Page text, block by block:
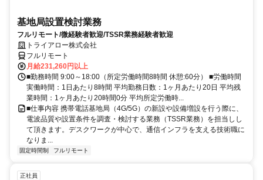
基地局設置検討業務
フルリモート/微経験者歓迎/TSSR業務経験者歓迎
トライアロー株式会社
フルリモート
月給231,260円以上
■勤務時間 9:00～18:00（所定労働時間8時間 休憩:60分） ■労働時間
実働時間：1日あたり8時間 平均勤務日数：1ヶ月あたり20日 平均残
業時間：1ヶ月あたり20時間0分 平均所定労働時...
■仕事内容 携帯電話基地局（4G/5G）の新設や設備増設を行う際に、
電波品質や設置条件を調査・検討する業務（TSSR業務）を担当しし
て頂きます。デスクワークが中心で、通信インフラを支える技術職に
なりま...
固定時間制 フルリモート
正社員